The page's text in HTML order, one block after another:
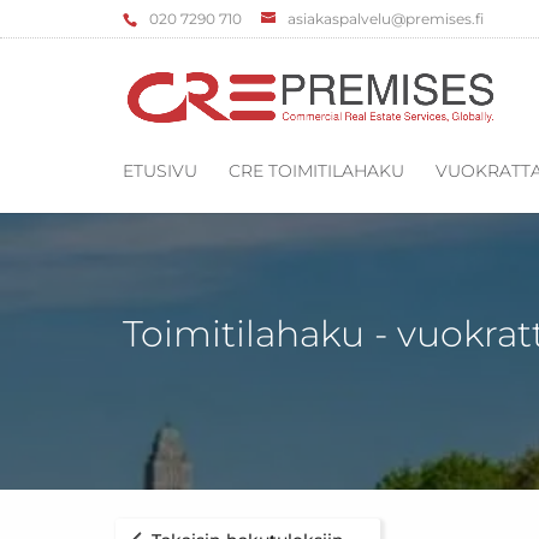
‌020 7290 710 asiakaspalvelu@premises.fi
ETUSIVU CRE TOIMITILAHAKU
Toimitilahaku -